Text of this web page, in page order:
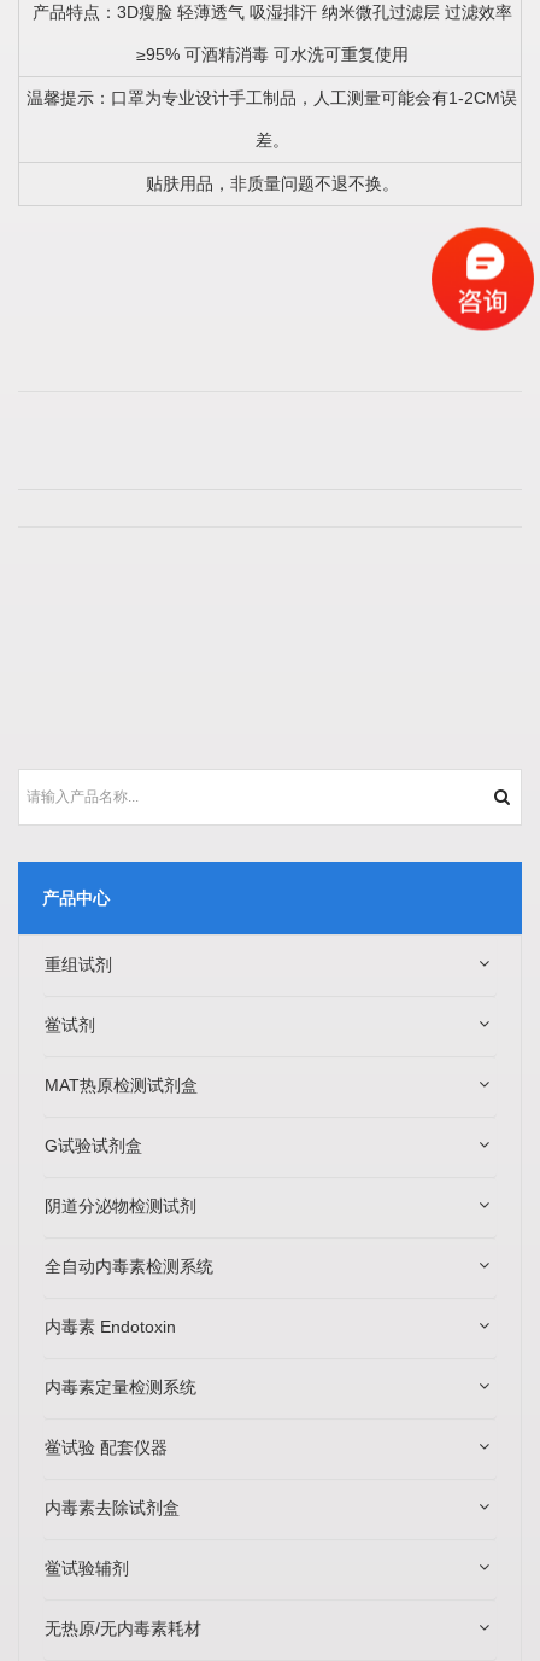
产品特点：3D瘦脸 轻薄透气 吸湿排汗 纳米微孔过滤层 过滤效率
≥95% 可酒精消毒 可水洗可重复使用
温馨提示：口罩为专业设计手工制品，人工测量可能会有1-2CM误
差。
贴肤用品，非质量问题不退不换。
产品中心
重组试剂
鲎试剂
MAT热原检测试剂盒
G试验试剂盒
阴道分泌物检测试剂
全自动内毒素检测系统
内毒素 Endotoxin
内毒素定量检测系统
鲎试验 配套仪器
内毒素去除试剂盒
鲎试验辅剂
无热原/无内毒素耗材